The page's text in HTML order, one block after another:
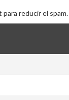
reducir el spam.